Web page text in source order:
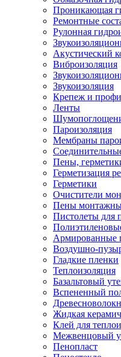
Проникающая
Ремонтные
Рулонная
Акустический
Виброизоляция
Звукоизоляция
Крепеж и
Ленты
Пароизоляция
Мембраны
Пены,
Герметизация
Герметики
Очистители
Пены
Пистолеты для
Армированные
Воздушно-
Гладкие пленки
Теплоизоляция
Базальтовый
Вспененный
Жидкая
Клей для
Межвенцовый
Пенопласт